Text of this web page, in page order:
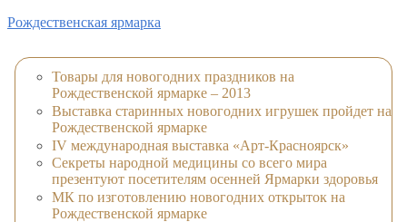
Рождественская ярмарка
Товары для новогодних праздников на
Рождественской ярмарке – 2013
Выставка старинных новогодних игрушек пройдет на
Рождественской ярмарке
IV международная выставка «Арт-Красноярск»
Секреты народной медицины со всего мира
презентуют посетителям осенней Ярмарки здоровья
МК по изготовлению новогодних открыток на
Рождественской ярмарке